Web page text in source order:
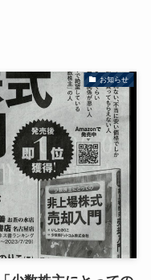
お知らせ